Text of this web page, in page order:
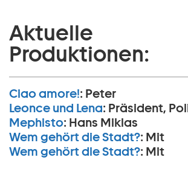
Aktuelle
Produktionen:
Ciao amore!: Peter
Leonce und Lena: Präsident,
Mephisto: Hans Miklas
Wem gehört die Stadt?: Mit
Wem gehört die Stadt?: Mit